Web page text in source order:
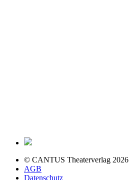
© CANTUS Theaterverlag 2026
AGB
Datenschutz